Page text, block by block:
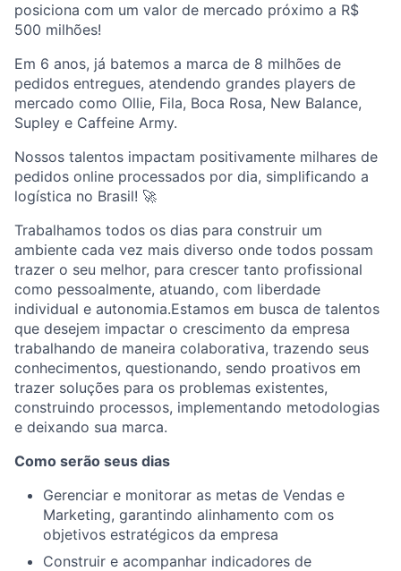
posiciona com um valor de mercado próximo a R$
500 milhões!
Em 6 anos, já batemos a marca de 8 milhões de
pedidos entregues, atendendo grandes players de
mercado como Ollie, Fila, Boca Rosa, New Balance,
Supley e Caffeine Army.
Nossos talentos impactam positivamente milhares de
pedidos online processados por dia, simplificando a
logística no Brasil! 🚀
Trabalhamos todos os dias para construir um
ambiente cada vez mais diverso onde todos possam
trazer o seu melhor, para crescer tanto profissional
como pessoalmente, atuando, com liberdade
individual e autonomia.Estamos em busca de talentos
que desejem impactar o crescimento da empresa
trabalhando de maneira colaborativa, trazendo seus
conhecimentos, questionando, sendo proativos em
trazer soluções para os problemas existentes,
construindo processos, implementando metodologias
e deixando sua marca.
Como serão seus dias
Gerenciar e monitorar as metas de Vendas e
Marketing, garantindo alinhamento com os
objetivos estratégicos da empresa
Construir e acompanhar indicadores de